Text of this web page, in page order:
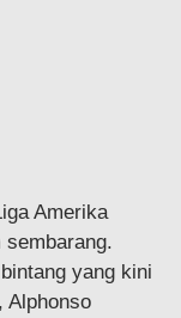
Amerika
yang kini
Alphonso